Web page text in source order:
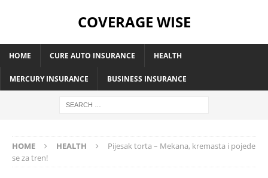
COVERAGE WISE
HOME CURE AUTO INSURANCE HEALTH
MERCURY INSURANCE BUSINESS INSURANCE
HOME HEALTH
Pijesak torta – Mekana, kremasta i pojede
se za tren!